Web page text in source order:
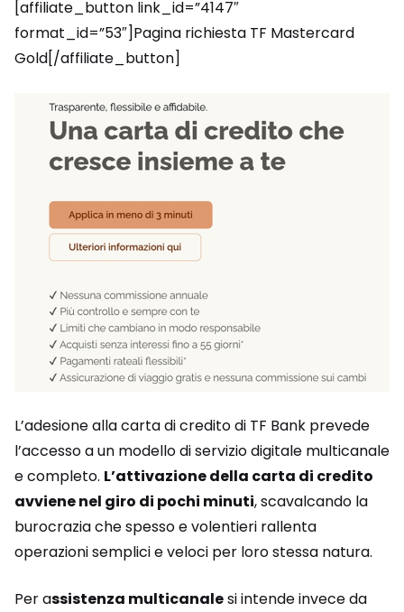
[affiliate_button link_id=”4147″
format_id=”53″]Pagina richiesta TF Mastercard
Gold[/affiliate_button]
L’adesione alla carta di credito di TF Bank prevede
l’accesso a un modello di servizio digitale multicanale
e completo. L’attivazione della carta di credito
avviene nel giro di pochi minuti, scavalcando la
burocrazia che spesso e volentieri rallenta
operazioni semplici e veloci per loro stessa natura.
Per assistenza multicanalesi intende invece da